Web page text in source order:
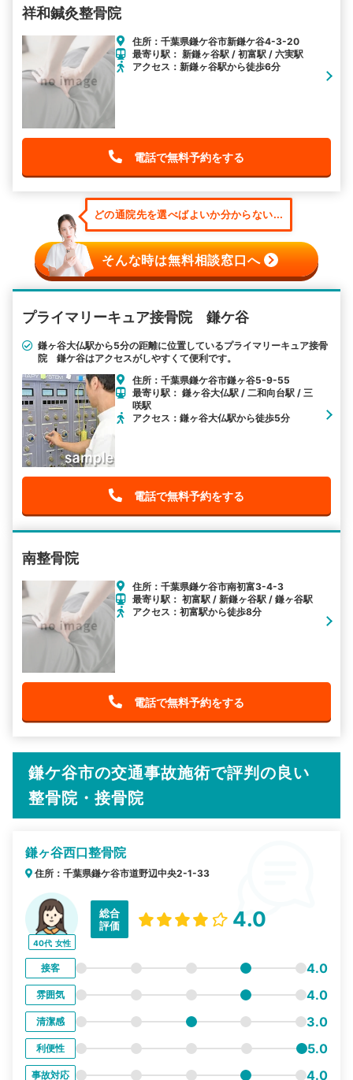
祥和鍼灸整骨院
住所：千葉県鎌ケ谷市新鎌ケ谷4-3-20
最寄り駅： 新鎌ヶ谷駅 / 初富駅 / 六実駅
アクセス：新鎌ヶ谷駅から徒歩6分
電話で無料予約をする
どの通院先を選べばよいか分からない...
そんな時は無料相談窓口へ
プライマリーキュア接骨院 鎌ケ谷
鎌ヶ谷大仏駅から5分の距離に位置しているプライマリーキュア接骨
院 鎌ケ谷はアクセスがしやすくて便利です。
住所：千葉県鎌ケ谷市鎌ヶ谷5-9-55
最寄り駅： 鎌ヶ谷大仏駅 / 二和向台駅 / 三
咲駅
アクセス：鎌ヶ谷大仏駅から徒歩5分
電話で無料予約をする
南整骨院
住所：千葉県鎌ケ谷市南初富3-4-3
最寄り駅： 初富駅 / 新鎌ヶ谷駅 / 鎌ヶ谷駅
アクセス：初富駅から徒歩8分
電話で無料予約をする
鎌ケ谷市の交通事故施術で評判の良い
整骨院・接骨院
鎌ヶ谷西口整骨院
住所：千葉県鎌ケ谷市道野辺中央2-1-33
40代 女性
総合
評価
4.0
接客 4.0
雰囲気 4.0
清潔感 3.0
利便性 5.0
事故対応 4.0